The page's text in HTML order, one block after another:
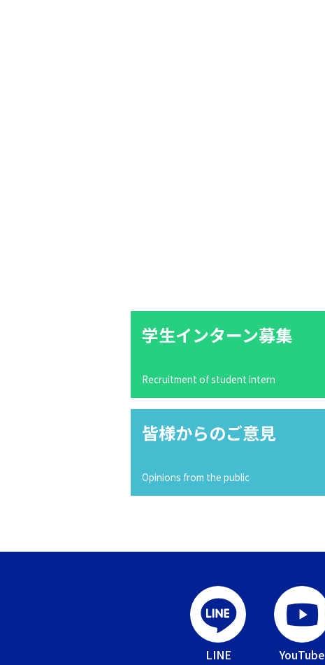
学生インターン募集
Recruitment of student intern
皆様からのご意見
Opinions from the public
LINE YouTube